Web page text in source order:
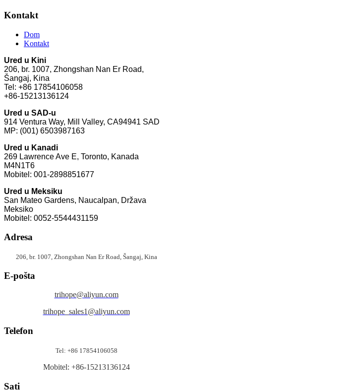
Kontakt
Dom
Kontakt
Ured u Kini
206, br. 1007, Zhongshan Nan Er Road,
Šangaj, Kina
Tel: +86 17854106058
+86-15213136124
Ured u SAD-u
914 Ventura Way, Mill Valley, CA94941 SAD
MP: (001) 6503987163
Ured u Kanadi
269 ​​Lawrence Ave E, Toronto, Kanada
M4N1T6
Mobitel: 001-2898851677
Ured u Meksiku
San Mateo Gardens, Naucalpan, Država
Meksiko
Mobitel: 0052-5544431159
Adresa
206, br. 1007, Zhongshan Nan Er Road, Šangaj, Kina
E-pošta
trihope@aliyun.com
trihope_sales1@aliyun.com
Telefon
Tel: +86 17854106058
Mobitel: +86-15213136124
Sati